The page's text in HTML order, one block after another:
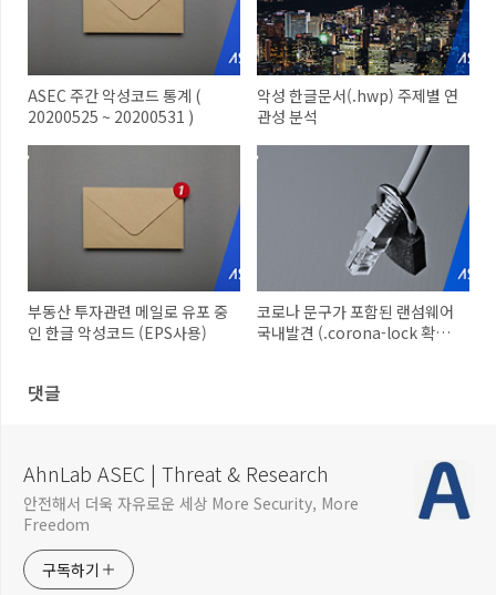
ASEC 주간 악성코드 통계 (
20200525 ~ 20200531 )
악성 한글문서(.hwp) 주제별 연
관성 분석
부동산 투자관련 메일로 유포 중
인 한글 악성코드 (EPS사용)
코로나 문구가 포함된 랜섬웨어
국내발견 (.corona-lock 확장
댓글
AhnLab ASEC | Threat & Research
안전해서 더욱 자유로운 세상 More Security, More
Freedom
구독하기